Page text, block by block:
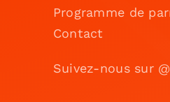
Programme de
Contact
Suivez-nous sur